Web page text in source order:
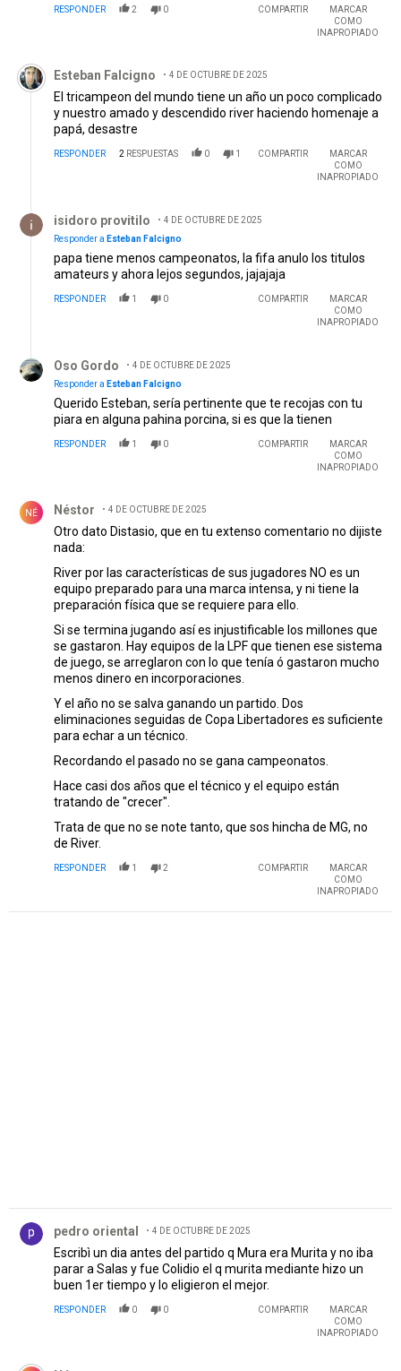
RESPONDER 2 0 COMPARTIR
MARCAR
COMO
INAPROPIADO
Comentario de Esteban Falcigno.
Esteban Falcigno 4 DE OCTUBRE DE 2025
El tricampeon del mundo tiene un año un poco complicado
y nuestro amado y descendido river haciendo homenaje a
papá, desastre
RESPONDER 2 RESPUESTAS 0 1 COMPARTIR
MARCAR
COMO
INAPROPIADO
isidoro provitilo
4 DE OCTUBRE DE 2025
Responder a Esteban Falcigno
papa tiene menos campeonatos, la fifa anulo los titulos
amateurs y ahora lejos segundos, jajajaja
RESPONDER 1 0 COMPARTIR
MARCAR
COMO
INAPROPIADO
Oso Gordo
4 DE OCTUBRE DE 2025
Responder a Esteban Falcigno
Querido Esteban, sería pertinente que te recojas con tu
piara en alguna pahina porcina, si es que la tienen
RESPONDER 1 0 COMPARTIR
MARCAR
COMO
INAPROPIADO
NÉ Néstor 4 DE OCTUBRE DE 2025
Otro dato Distasio, que en tu extenso comentario no dijiste
nada:
River por las características de sus jugadores NO es un
equipo preparado para una marca intensa, y ni tiene la
preparación física que se requiere para ello.
Si se termina jugando así es injustificable los millones que
se gastaron. Hay equipos de la LPF que tienen ese sistema
de juego, se arreglaron con lo que tenía ó gastaron mucho
menos dinero en incorporaciones.
Y el año no se salva ganando un partido. Dos
eliminaciones seguidas de Copa Libertadores es suficiente
para echar a un técnico.
Recordando el pasado no se gana campeonatos.
Hace casi dos años que el técnico y el equipo están
tratando de "crecer".
Trata de que no se note tanto, que sos hincha de MG, no
de River.
RESPONDER 1 2 COMPARTIR
MARCAR
COMO
INAPROPIADO
pedro oriental 4 DE OCTUBRE DE 2025
Escribì un dia antes del partido q Mura era Murita y no iba
parar a Salas y fue Colidio el q murita mediante hizo un
buen 1er tiempo y lo eligieron el mejor.
RESPONDER 0 0 COMPARTIR
MARCAR
COMO
INAPROPIADO
Comentario de Néstor .